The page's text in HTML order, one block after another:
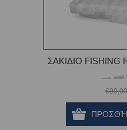
ΣΑΚΙΔΙΟ FISHING
€99,00